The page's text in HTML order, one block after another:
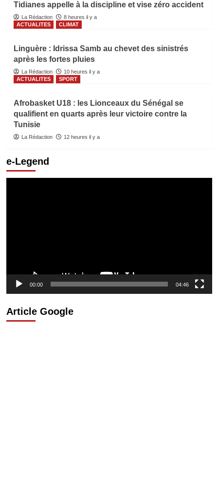
Tidianes appelle à la discipline et vise zéro accident
La Rédaction
8 heures il y a
ACTUALITES
CLIMAT
Linguère : Idrissa Samb au chevet des sinistrés
après les fortes pluies
La Rédaction
10 heures il y a
ACTUALITES
SPORT
Afrobasket U18 : les Lionceaux du Sénégal se
qualifient en quarts après leur victoire contre la
Tunisie
La Rédaction 12 heures il y a
e-Legend
00:00 04:46
Article Google